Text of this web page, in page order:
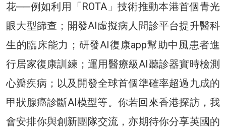
花──例如利用「ROTA」技術推動本港首個青光
眼大型篩查；開發AI虛擬病人問診平台提升醫科
生的臨床能力；研發AI復康app幫助中風患者進
行居家復康訓練；運用醫療級AI聽診器實時檢測
心瓣疾病；以及開發全球首個準確率超過九成的
甲狀腺癌診斷AI模型等。你若回來香港探訪，我
會安排你與創新團隊交流，亦期待你分享英國的